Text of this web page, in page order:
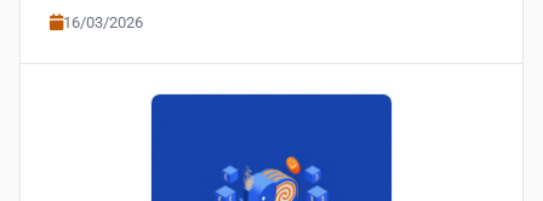
16/03/2026